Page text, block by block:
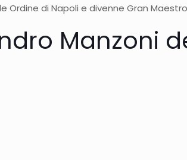
Ordine di Napoli e divenne Gran
Manzoni